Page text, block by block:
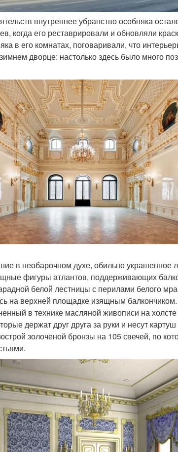
внутреннее убранство особняка
когда его реставрировали и обновляли
в его комнатах, поговаривали, что
дворце: настолько здесь было много
в необарочном духе, обильно украшенное
фигуры атлантов, поддерживающих
белой лестницы с перилами белого
на верхней площадке изящным
в технике масляной живописи на
держат друг друга за руки и несут
золоченой бронзы на 105 свечей, по